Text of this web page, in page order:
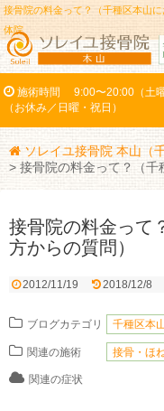
接骨院の料金って？（千種区本山
体院
施術時間
9:00〜20:00（土
（お休み／日曜・祝日）
ソレイユ接骨院 本山（
> 接骨院の料金って？（千
接骨院の料金って
方からの質問）
2012/11/19 2018/12/8
ブログカテゴリ 千種区本
関連の施術 接骨・ほ
関連の症状